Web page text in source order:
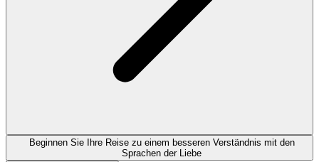
Beginnen Sie Ihre Reise zu einem besseren Verständnis mit den
Sprachen der Liebe